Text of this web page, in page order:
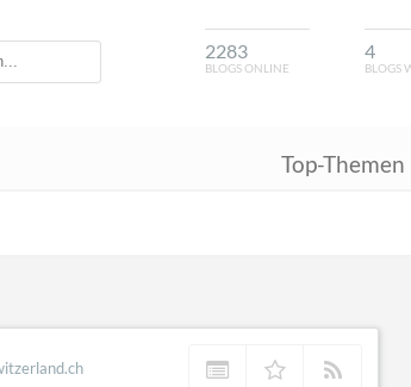
2283
BLOGS ONLINE
4
BLOGS
Top-Themen